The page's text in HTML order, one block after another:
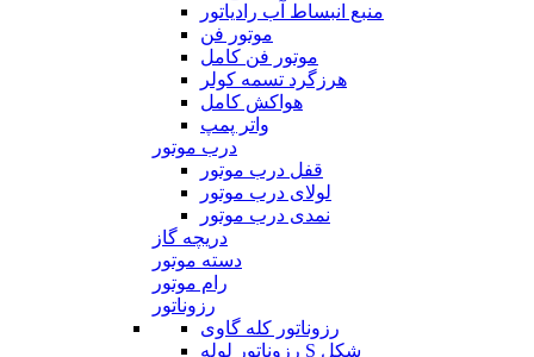
منبع انبساط آب رادیاتور
موتور فن
موتور فن کامل
هرزگرد تسمه کولر
هواکش کامل
واتر پمپ
درب موتور
قفل درب موتور
لولای درب موتور
نمدی درب موتور
دریچه گاز
دسته موتور
رام موتور
رزوناتور
رزوناتور کله گاوی
رزوناتور لوله S شکل